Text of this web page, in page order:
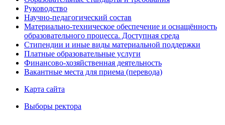
Руководство
Научно-педагогический состав
Материально-техническое обеспечение и оснащённость
образовательного процесса. Доступная среда
Стипендии и иные виды материальной поддержки
Платные образовательные услуги
Финансово-хозяйственная деятельность
Вакантные места для приема (перевода)
Карта сайта
Выборы ректора